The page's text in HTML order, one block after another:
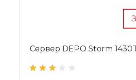
Сервер DEPO Storm